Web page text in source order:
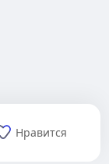
Нравится